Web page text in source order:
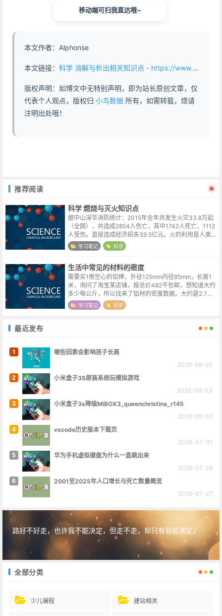
移动端可扫我直达哦~
本文作者：Alphonse
本文链接： 科学 溶解与析出相关知识点 - https://www.abddb.com/Knowledge_points_related_to_dissolution_and_precipitation.html
版权声明：如博文中无特别声明，即为站长原创文章，仅
代表个人观点，版权归 小鸟数据 所有，如需转载，烦请
注明出处哦！
推荐阅读
科学 燃烧与灭火知识点
据中山深华消防统计：2015年全年共发生火灾33.8万起
（全国），共造成2854人伤亡，其中1742人死亡，1112
人受伤。直接造成经济损失39.5亿元。火的利用是人类进
步的重要标志。在现代社会中，火也是不可缺少的。火一
旦失去控制，会...
学习笔记 科学
生活中常见的材料的密度
需要买1根空心的铝棒，外径125mm内径85mm，长度1
米，询问了淘宝某店铺，报总价482不包邮，想知道大约
多少每公斤，所以找来了铝材的密度数据。大约是2.7吨
每立方米，比普通的铁材轻了不少。大圆半径换算为0.06
25米，内径半径为0...
学习笔记 科学
最近发布
1
哪些因素会影响孩子长高
2026-08-05
2
小米盒子3S原装系统玩模拟游戏
2026-08-03
3
小米盒子3s降级MiBOX3_queenchristina_r145
2026-08-02
4
vscode历史版本下载页
2026-07-31
5
华为手机虚拟键盘为什么一直跳出来
2026-07-28
6
2001至2025年人口增长与死亡数量概览
2026-07-27
路好不好走，也许我不能决定，但走不走，却只有我能决定。
全部分类
少儿编程 建站相关